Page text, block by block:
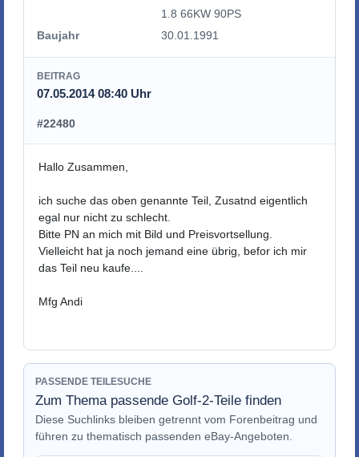
1.8 66KW 90PS
Baujahr
30.01.1991
BEITRAG
07.05.2014 08:40 Uhr
#22480
Hallo Zusammen,
ich suche das oben genannte Teil, Zusatnd eigentlich
egal nur nicht zu schlecht.
Bitte PN an mich mit Bild und Preisvortsellung.
Vielleicht hat ja noch jemand eine übrig, befor ich mir
das Teil neu kaufe....
Mfg Andi
PASSENDE TEILESUCHE
Zum Thema passende Golf-2-Teile finden
Diese Suchlinks bleiben getrennt vom Forenbeitrag und
führen zu thematisch passenden eBay-Angeboten.